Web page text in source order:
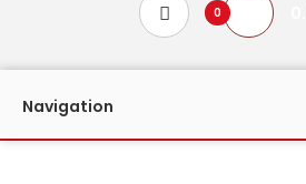
0
Navigation